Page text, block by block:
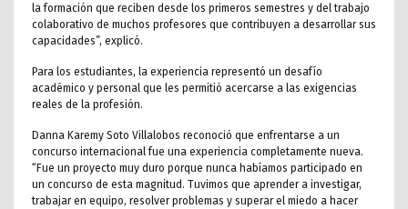
la formación que reciben desde los primeros semestres y del trabajo
colaborativo de muchos profesores que contribuyen a desarrollar sus
capacidades”, explicó.
Para los estudiantes, la experiencia representó un desafío
académico y personal que les permitió acercarse a las exigencias
reales de la profesión.
Danna Karemy Soto Villalobos reconoció que enfrentarse a un
concurso internacional fue una experiencia completamente nueva.
“Fue un proyecto muy duro porque nunca habíamos participado en
un concurso de esta magnitud. Tuvimos que aprender a investigar,
trabajar en equipo, resolver problemas y superar el miedo a hacer